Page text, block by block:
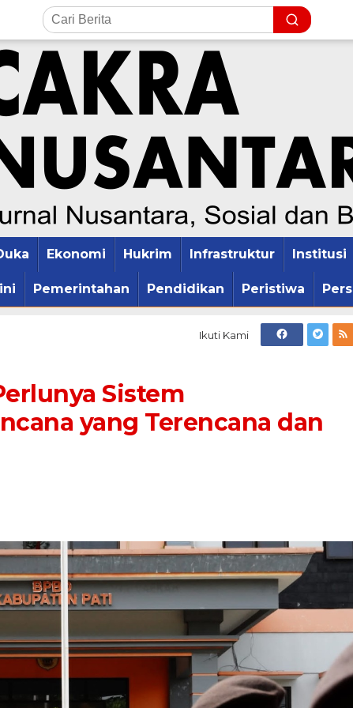
Ekonomi Hukrim Infrastruktur Institusi
Pemerintahan Pendidikan Peristiwa Pers
Ikuti Kami
Sistem
yang Terencana dan